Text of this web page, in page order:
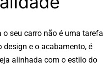
o seu carro não é uma tarefa
e o acabamento, é
alinhada com o estilo do